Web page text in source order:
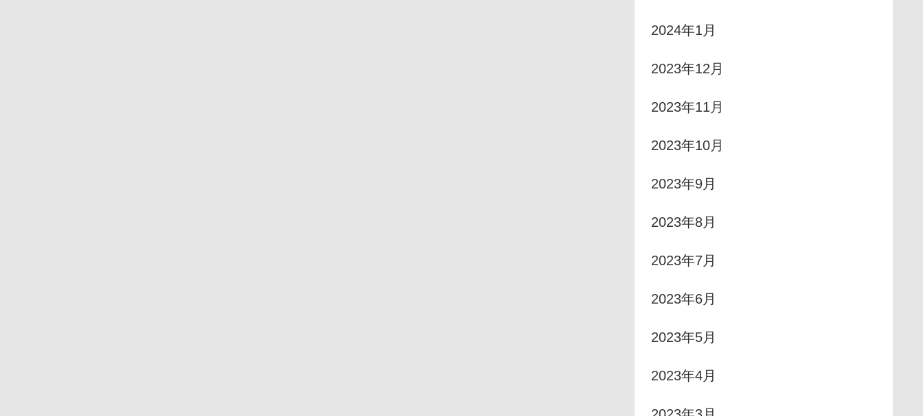
2024年1月
2023年12月
2023年11月
2023年10月
2023年9月
2023年8月
2023年7月
2023年6月
2023年5月
2023年4月